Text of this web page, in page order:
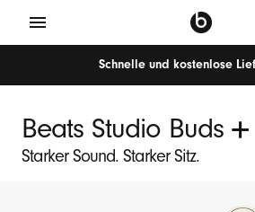
Schnelle und kostenlose
Beats Studio Buds +
Starker Sound. Starker Sitz.